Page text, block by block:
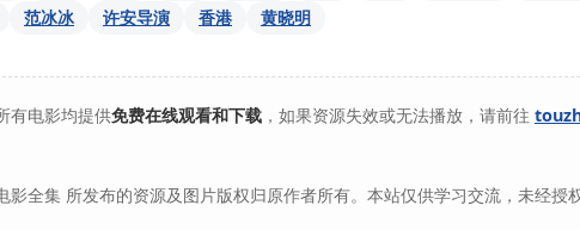
范冰冰 许安导演 香港 黄晓明
有电影均提供免费在线观看和下载 ，如果资源失效或无法播放，请前往
影全集 所发布的资源及图片版权归原作者所有。本站仅供学习交流，未经授